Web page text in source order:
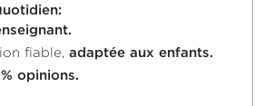
fiable, adaptée aux enfants.
opinions.